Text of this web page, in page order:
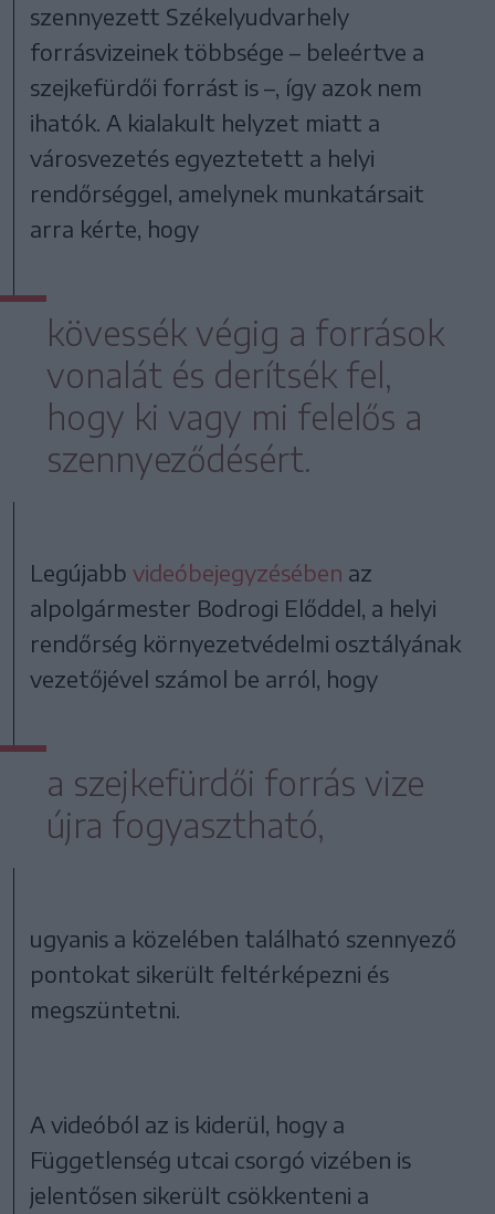
szennyezett Székelyudvarhely
forrásvizeinek többsége – beleértve a
szejkefürdői forrást is –, így azok nem
ihatók. A kialakult helyzet miatt a
városvezetés egyeztetett a helyi
rendőrséggel, amelynek munkatársait
arra kérte, hogy
kövessék végig a források
vonalát és derítsék fel,
hogy ki vagy mi felelős a
szennyeződésért.
Legújabbvideóbejegyzésében az
alpolgármester Bodrogi Előddel, a helyi
rendőrség környezetvédelmi osztályának
vezetőjével számol be arról, hogy
a szejkefürdői forrás vize
újra fogyasztható,
ugyanis a közelében található szennyező
pontokat sikerült feltérképezni és
megszüntetni.
A videóból az is kiderül, hogy a
Függetlenség utcai csorgó vizében is
jelentősen sikerült csökkenteni a